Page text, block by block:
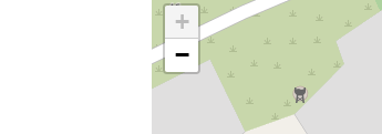
+
−